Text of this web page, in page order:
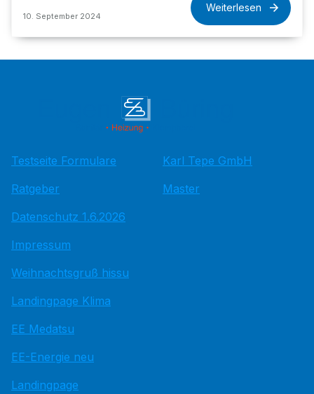
10. September 2024
Weiterlesen
Testseite Formulare
Ratgeber
Datenschutz 1.6.2026
Impressum
Weihnachtsgruß hissu
Landingpage Klima
EE Medatsu
EE-Energie neu
Landingpage
Karl Tepe GmbH
Master